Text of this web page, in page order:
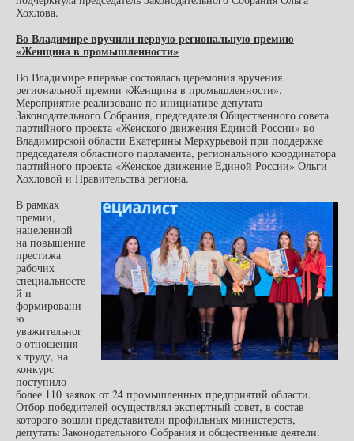
Хохлова.
Во Владимире вручили первую региональную премию
«Женщина в промышленности»
Во Владимире впервые состоялась церемония вручения
региональной премии «Женщина в промышленности».
Мероприятие реализовано по инициативе депутата
Законодательного Собрания, председателя Общественного совета
партийного проекта «Женского движения Единой России» во
Владимирской области Екатерины Меркурьевой при поддержке
председателя областного парламента, регионального координатора
партийного проекта «Женское движение Единой России» Ольги
Хохловой и Правительства региона.
В рамках
премии,
нацеленной
на повышение
престижа
рабочих
специальносте
й и
формировани
ю
уважительног
о отношения
к труду, на
конкурс
поступило
более 110 заявок от 24 промышленных предприятий области.
Отбор победителей осуществлял экспертный совет, в состав
которого вошли представители профильных министерств,
депутаты Законодательного Собрания и общественные деятели.